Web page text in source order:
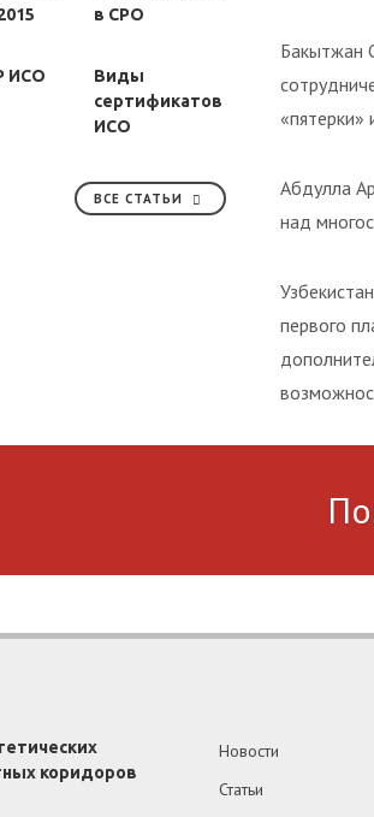
в СРО
ИСО
Виды
сертификатов
ИСО
ВСЕ СТАТЬИ
Бакытжан
«пятерки»
Абдулла
над
первого
коридоров
Новости
Статьи